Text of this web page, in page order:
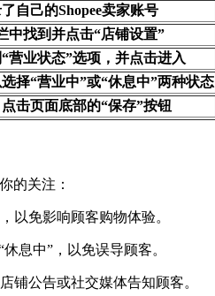
自己的Shopee卖家账号
中找到并点击“店铺设置”
营业状态”选项，并点击进入
择“营业中”或“休息中”两种状态
击页面底部的“保存”按钮
的关注：
以免影响顾客购物体验。
息中”，以免误导顾客。
铺公告或社交媒体告知顾客。